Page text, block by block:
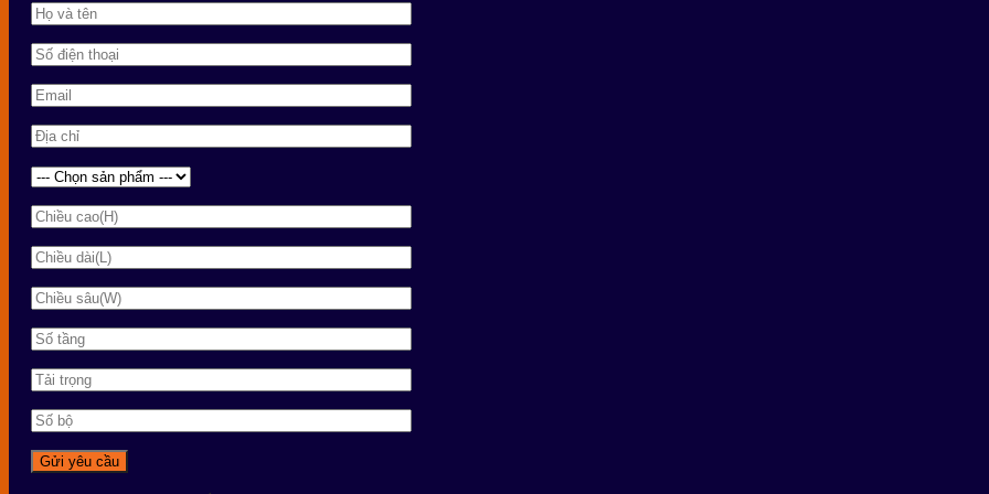
Sự đa dụng giúp kệ V lỗ trở thành lựa chọn phù hợp cho mọi mô hình, đặc biệt là các đơn vị muốn tối ưu chi phí ban đầu.
6. Kích thước – tải trọng – quy cách phổ biến
3A RACK sản xuất đầy đủ kích thước tiêu chuẩn:
Chiều dài mâm: 80cm – 100cm – 120cm – 150cm
Chiều rộng: 30cm – 40cm – 50cm
Chiều cao
Tải trọng: 50–120kg/tầng tùy cấu hình (Loại V cài để tải 100kg – 120kg/tầng)
Ngoài ra, doanh nghiệp có thể đặtkích thước theo yêu cầu
Vì sao nên chọn kệ sắt V lỗ tại 3A RACK?
3A RACK là đơn vị
Những lợi ích chính: